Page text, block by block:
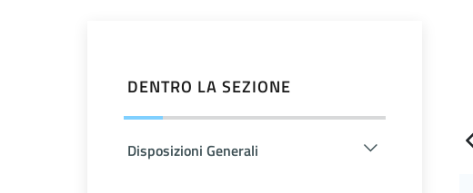
DENTRO LA SEZIONE
Disposizioni Generali